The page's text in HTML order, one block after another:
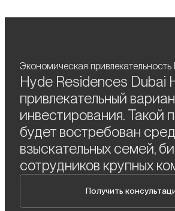
Экономическая
Hyde Residences Dubai
привлекательный
инвестирования. Такой
будет востребован
взыскательных семей,
сотрудников крупных
Получить